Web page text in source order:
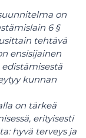
on
6 §
tehtävä
ensisijainen
kunnan
on tärkeä
erityisesti
hyvä terveys ja